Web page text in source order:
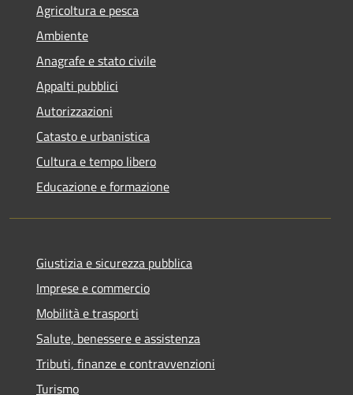
Agricoltura e pesca
Ambiente
Anagrafe e stato civile
Appalti pubblici
Autorizzazioni
Catasto e urbanistica
Cultura e tempo libero
Educazione e formazione
Giustizia e sicurezza pubblica
Imprese e commercio
Mobilità e trasporti
Salute, benessere e assistenza
Tributi, finanze e contravvenzioni
Turismo